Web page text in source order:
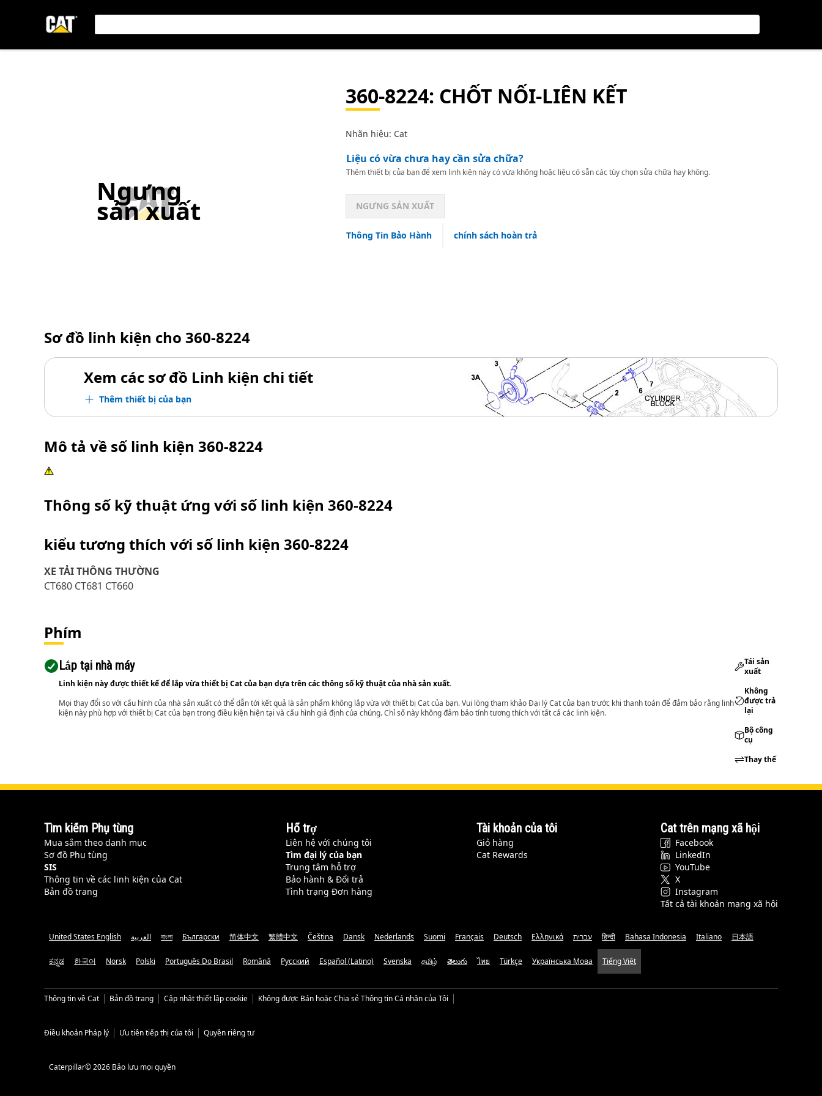
Ngưng
sản xuất
360-8224: CHỐT NỐI-LIÊN KẾT
Nhãn hiệu: Cat
Liệu có vừa chưa hay cần sửa chữa?
Thêm thiết bị của bạn để xem linh kiện này có vừa không hoặc liệu có sẵn các tùy chọn sửa chữa hay không.
NGƯNG SẢN XUẤT
Thông Tin Bảo Hành chính sách hoàn trả
Sơ đồ linh kiện cho 360-8224
Xem các sơ đồ Linh kiện chi tiết
Thêm thiết bị của bạn
Mô tả về số linh kiện 360-8224
Thông số kỹ thuật ứng với số linh kiện 360-8224
kiểu tương thích với số linh kiện 360-8224
XE TẢI THÔNG THƯỜNG
CT680 CT681 CT660
Phím
Lắp tại nhà máy
Linh kiện này được thiết kế để lắp vừa thiết bị Cat của bạn dựa trên các thông số kỹ thuật của nhà sản xuất.
Mọi thay đổi so với cấu hình của nhà sản xuất có thể dẫn tới kết quả là sản phẩm không lắp vừa với thiết bị Cat của bạn. Vui lòng tham khảo Đại lý Cat của bạn trước khi thanh toán để đảm bảo rằng linh
kiện này phù hợp với thiết bị Cat của bạn trong điều kiện hiện tại và cấu hình giả định của chúng. Chỉ số này không đảm bảo tính tương thích với tất cả các linh kiện.
Tái sản
xuất
Không
được trả
lại
Bộ công
cụ
Thay thế
Tìm kiếm Phụ tùng
Mua sắm theo danh mục
Sơ đồ Phụ tùng
SIS
Thông tin về các linh kiện của Cat
Bản đồ trang
Hỗ trợ
Liên hệ với chúng tôi
Tìm đại lý của bạn
Trung tâm hỗ trợ
Bảo hành & Đổi trả
Tình trạng Đơn hàng
Tài khoản của tôi
Giỏ hàng
Cat Rewards
Cat trên mạng xã hội
Facebook
LinkedIn
YouTube
X
Instagram
Tất cả tài khoản mạng xã hội
United States English العربية বাংলা Български 简体中文 繁體中文 Čeština Dansk Nederlands Suomi Français Deutsch Ελληνικά עברית हिन्दी Bahasa Indonesia Italiano 日本語
ಕನ್ನಡ 한국어 Norsk Polski Português Do Brasil Română Русский Español (Latino) Svenska தமிழ் తెలుగు ไทย Türkçe Українська Мова Tiếng Việt
Thông tin về Cat Bản đồ trang Cập nhật thiết lập cookie Không được Bán hoặc Chia sẻ Thông tin Cá nhân của Tôi
Điều khoản Pháp lý Ưu tiên tiếp thị của tôi Quyền riêng tư
Caterpillar© 2026 Bảo lưu mọi quyền